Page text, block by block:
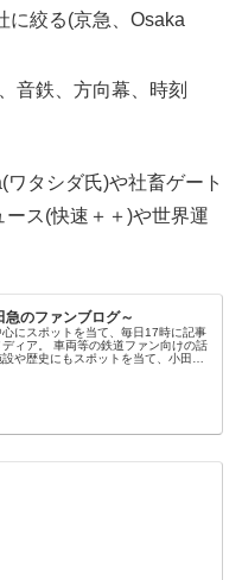
に絞る(京急、Osaka
音鉄、方向幕、時刻
タシダ氏)や社畜ゲート
ス(快速＋＋)や世界運
のファンブログ～
にスポットを当て、毎日17時に記事
ィア。 車両等の鉄道ファン向けの話
や歴史にもスポットを当て、小田急